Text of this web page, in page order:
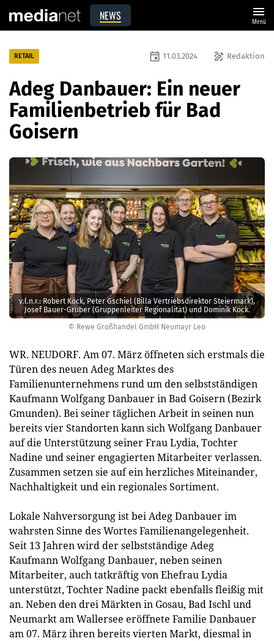
NEWS menu
Menü
© Rewe Großhandel GmbH Neumayr Leo
v.l.n.r.: Robert Köck, Peter Gschiel (Billa Vertriebsdirektor Steiermark),
Josef Bauer-Gruber (Gruppenleiter Regionalität) und Dominik Köck.
RETAIL draw Redaktion
event 11.03.2024
Adeg Danbauer: Ein neuer
Familienbetrieb für Bad
Goisern
WR. NEUDORF. Am 07. März öffneten sich erstmals die
Türen des neuen Adeg Marktes des
Familienunternehmens rund um den selbstständigen
Kaufmann Wolfgang Danbauer in Bad Goisern (Bezirk
Gmunden). Bei seiner täglichen Arbeit in seinen nun
bereits vier Standorten kann sich Wolfgang Danbauer
auf die Unterstützung seiner Frau Lydia, Tochter
Nadine und seiner engagierten Mitarbeiter verlassen.
Zusammen setzen sie auf ein herzliches Miteinander,
Nachhaltigkeit und ein regionales Sortiment.
Lokale Nahversorgung ist bei Adeg Danbauer im
wahrsten Sinne des Wortes Familienangelegenheit.
Seit 13 Jahren wird der selbstständige Adeg
Kaufmann Wolfgang Danbauer, neben seinen
Mitarbeiter, auch tatkräftig von Ehefrau Lydia
unterstützt, Tochter Nadine packt ebenfalls fleißig mit
an. Neben den drei Märkten in Gosau, Bad Ischl und
Neumarkt am Wallersee eröffnete Familie Danbauer
am 07. März ihren bereits vierten Markt, diesmal in